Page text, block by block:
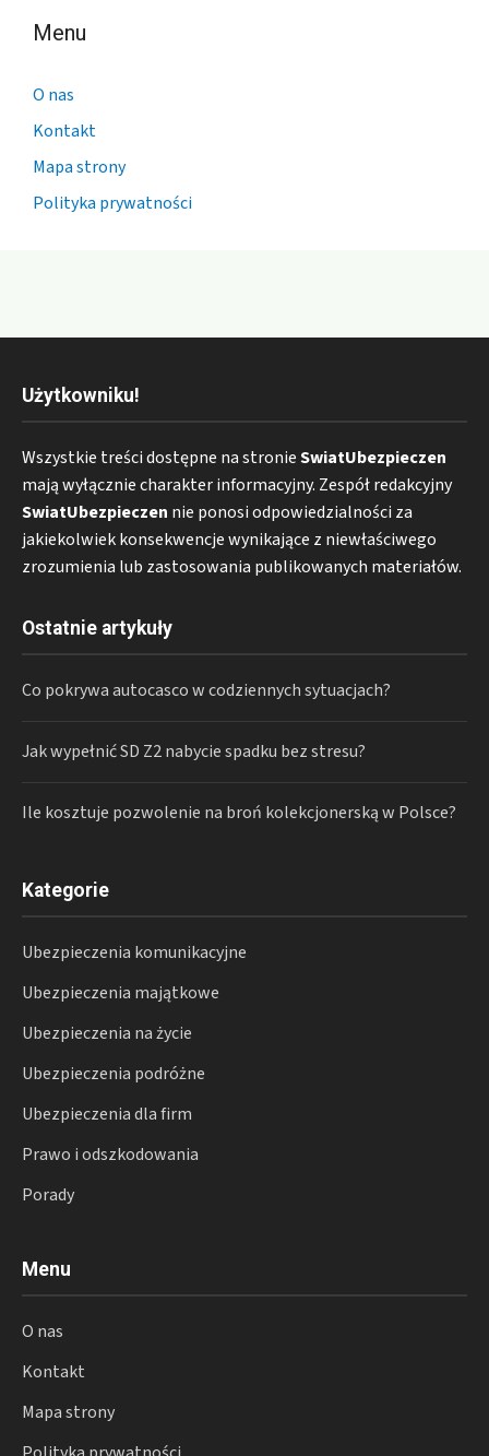
Menu
O nas
Kontakt
Mapa strony
Polityka prywatności
Użytkowniku!
Wszystkie treści dostępne na stronieSwiatUbezpieczen
mają wyłącznie charakter informacyjny. Zespół redakcyjny
SwiatUbezpieczen nie ponosi odpowiedzialności za
jakiekolwiek konsekwencje wynikające z niewłaściwego
zrozumienia lub zastosowania publikowanych materiałów.
Ostatnie artykuły
Co pokrywa autocasco w codziennych sytuacjach?
Jak wypełnić SD Z2 nabycie spadku bez stresu?
Ile kosztuje pozwolenie na broń kolekcjonerską w Polsce?
Kategorie
Ubezpieczenia komunikacyjne
Ubezpieczenia majątkowe
Ubezpieczenia na życie
Ubezpieczenia podróżne
Ubezpieczenia dla firm
Prawo i odszkodowania
Porady
Menu
O nas
Kontakt
Mapa strony